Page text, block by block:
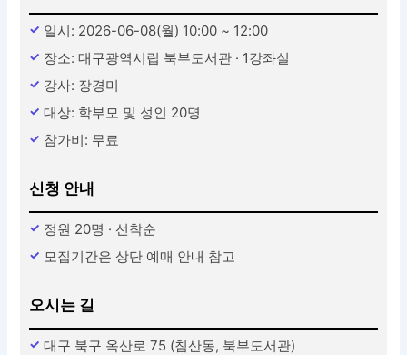
일시: 2026-06-08(월) 10:00 ~ 12:00
장소: 대구광역시립 북부도서관 · 1강좌실
강사: 장경미
대상: 학부모 및 성인 20명
참가비: 무료
신청 안내
정원 20명 · 선착순
모집기간은 상단 예매 안내 참고
오시는 길
대구 북구 옥산로 75 (침산동, 북부도서관)